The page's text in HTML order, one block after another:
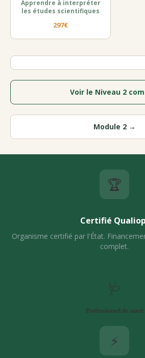
Apprendre à interpréter
les études scientifiques
297€
Voir le Niveau 2
Module 2 →
🏆
Certifié
Organisme certifié par l'État.
complet.
🩺
Professionnel de santé
⚡